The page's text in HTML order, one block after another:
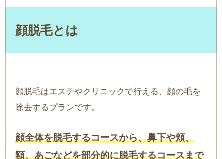
顔脱毛とは
顔脱毛はエステやクリニックで行える、顔の毛を
除去するプランです。
顔全体を脱毛するコースから、鼻下や頬、
額、あごなどを部分的に脱毛するコースまで